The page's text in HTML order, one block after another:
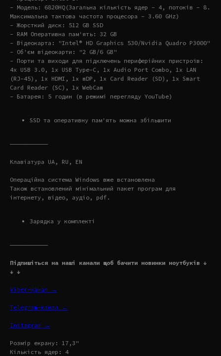
- Модель: 6820HQ(Загальна кількість ядер – 4, потоків – 8.
Максимальна тактова частота процесора – 3.60 GHz)
- Жорсткий диск: 512 GB SSD
- RAM Оперативна пам'ять: 32 GB
- Відеокарта: "Intel® HD Graphics 530/Nvidia Quadro P3000"
- Об'єм відеокарти: "2 GB/6 GB"
- Порти та виходи для підключень периферійних пристроїв:
4x USB 3.0, 1x USB Type-C, 1x Audio Port Combo, 1x LAN
(RJ-45), 1x HDMI, 1x mDP, 1x Card Reader (SD), 1x Smart
Card Reader (SC), 1x WebCam
- Батарея: 5 годин (в режимі перегляду YouTube)
SSD та оперативну пам'ять можна збільшити
———————————
Клавіатура UA, RU, EN
Операційна система Windows вже встановлена
Також встановлений мінімальний пакет програм для
інтернету, відео, аудіо, pdf.
Зарядка у комплекті
———————————
Підпишіться на наші канали щоб бачити новинки ноутбуків ↓
↓ ↓
Viber-канал →
Telegram-канал →
Instagram →
Розмір екрану: 17,3"
Кількість ядер: 4